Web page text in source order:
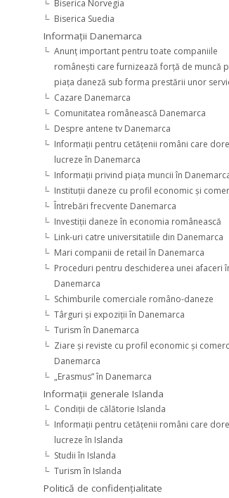
Biserica Norvegia
Biserica Suedia
Informaţii Danemarca
Anunţ important pentru toate companiile
româneşti care furnizează forţă de muncă
piaţa daneză sub forma prestării unor
Cazare Danemarca
Comunitatea românească Danemarca
Despre antene tv Danemarca
Informaţii pentru cetăţenii români care
lucreze în Danemarca
Informaţii privind piaţa muncii în
Instituţii daneze cu profil economic şi
Întrebări frecvente Danemarca
Investiţii daneze în economia românească
Link-uri catre universitatiile din Danemarca
Mari companii de retail în Danemarca
Proceduri pentru deschiderea unei afaceri
Danemarca
Schimburile comerciale româno-daneze
Târguri şi expoziţii în Danemarca
Turism în Danemarca
Ziare şi reviste cu profil economic şi
Danemarca
„Erasmus” în Danemarca
Informaţii generale Islanda
Condiţii de călătorie Islanda
Informaţii pentru cetăţenii români care
lucreze în Islanda
Studii în Islanda
Turism în Islanda
Politică de confidențialitate